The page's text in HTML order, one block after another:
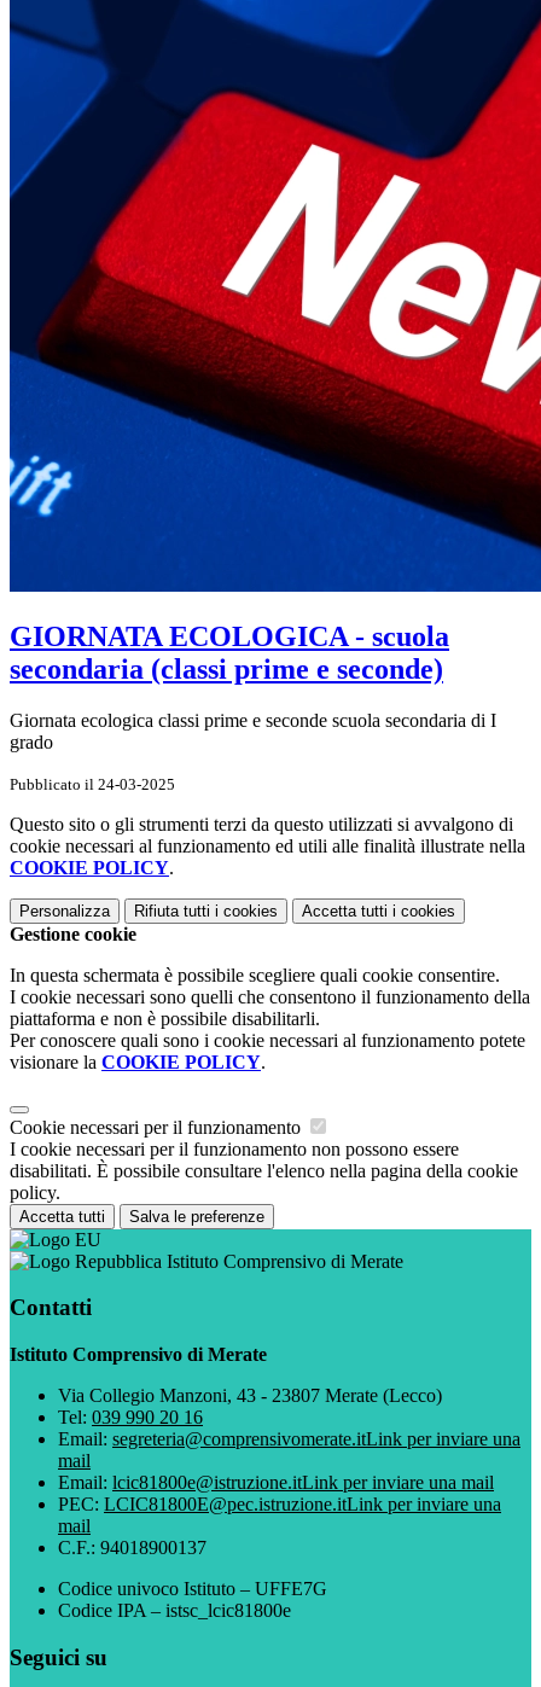
GIORNATA ECOLOGICA - scuola
secondaria (classi prime e seconde)
Giornata ecologica classi prime e seconde scuola secondaria di I
grado
Pubblicato il 24-03-2025
Questo sito o gli strumenti terzi da questo utilizzati si avvalgono di
cookie necessari al funzionamento ed utili alle finalità illustrate nella
COOKIE POLICY.
Personalizza Rifiuta tutti i cookies Accetta tutti i cookies
Gestione cookie
In questa schermata è possibile scegliere quali cookie consentire.
I cookie necessari sono quelli che consentono il funzionamento della
piattaforma e non è possibile disabilitarli.
Per conoscere quali sono i cookie necessari al funzionamento potete
visionare la COOKIE POLICY.
Cookie necessari per il funzionamento
I cookie necessari per il funzionamento non possono essere
disabilitati. È possibile consultare l'elenco nella pagina della cookie
policy.
Accetta tutti Salva le preferenze
Istituto Comprensivo di Merate
Contatti
Istituto Comprensivo di Merate
Via Collegio Manzoni, 43 - 23807 Merate (Lecco)
Tel: 039 990 20 16
Email: segreteria@comprensivomerate.itLink per inviare una
mail
Email: lcic81800e@istruzione.itLink per inviare una mail
PEC: LCIC81800E@pec.istruzione.itLink per inviare una
mail
C.F.: 94018900137
Codice univoco Istituto – UFFE7G
Codice IPA – istsc_lcic81800e
Seguici su